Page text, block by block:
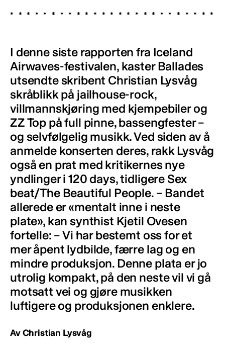
I denne siste rapporten fra Iceland
Airwaves-festivalen, kaster Ballades
utsendte skribent Christian Lysvåg
skråblikk på jailhouse-rock,
villmannskjøring med kjempebiler og
ZZ Top på full pinne, bassengfester –
og selvfølgelig musikk. Ved siden av å
anmelde konserten deres, rakk Lysvåg
også en prat med kritikernes nye
yndlinger i 120 days, tidligere Sex
beat/The Beautiful People. – Bandet
allerede er «mentalt inne i neste
plate», kan synthist Kjetil Ovesen
fortelle: – Vi har bestemt oss for et
mer åpent lydbilde, færre lag og en
mindre produksjon. Denne plata er jo
utrolig kompakt, på den neste vil vi gå
motsatt vei og gjøre musikken
luftigere og produksjonen enklere.
Av Christian Lysvåg